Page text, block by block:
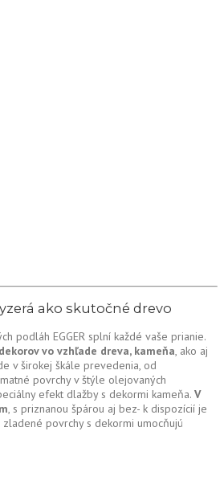
ako skutočné drevo
podláh EGGER splní každé vaše prianie.
vo vzhľade dreva, kameňa, ako aj
v širokej škále prevedenia, od
povrchy v štýle olejovaných
efekt dlažby s dekormi kameňa. V
, s priznanou špárou aj bez- k dispozícií je
povrchy s dekormi umocňujú